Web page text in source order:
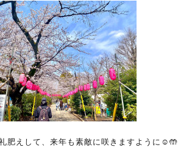
肥えして、来年も素敵に咲きますように☺️🤲